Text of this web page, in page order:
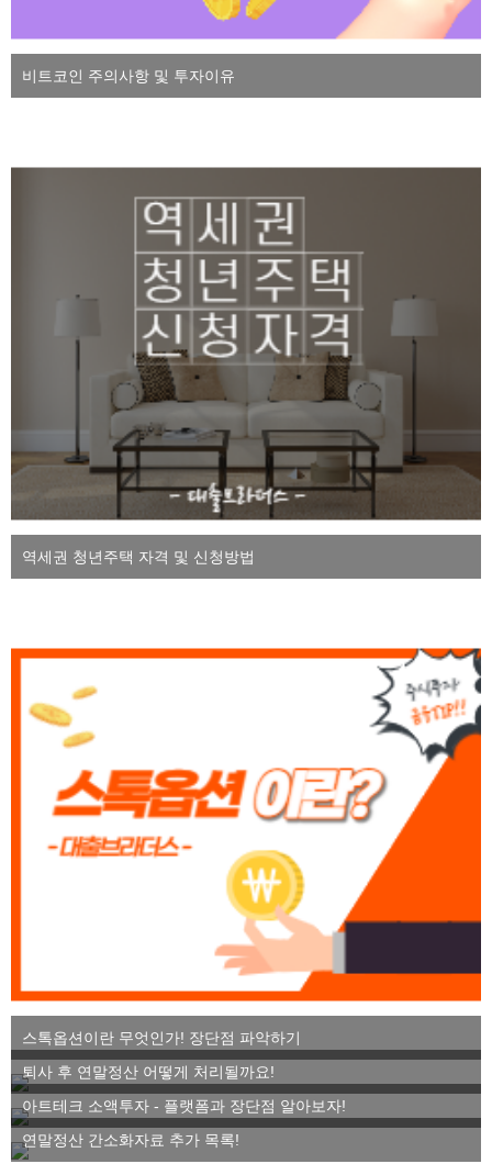
비트코인 주의사항 및 투자이유
역세권 청년주택 자격 및 신청방법
스톡옵션이란 무엇인가! 장단점 파악하기
퇴사 후 연말정산 어떻게 처리될까요!
아트테크 소액투자 - 플랫폼과 장단점 알아보자!
연말정산 간소화자료 추가 목록!